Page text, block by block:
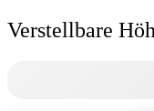
Verstellbare